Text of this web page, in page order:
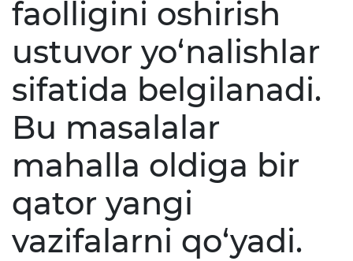
faolligini oshirish
ustuvor yo‘nalishlar
sifatida belgilanadi.
Bu masalalar
mahalla oldiga bir
qator yangi
vazifalarni qo‘yadi.